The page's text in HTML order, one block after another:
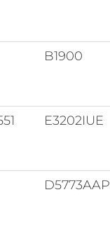
B1900
E3202IUE
D5773AAP